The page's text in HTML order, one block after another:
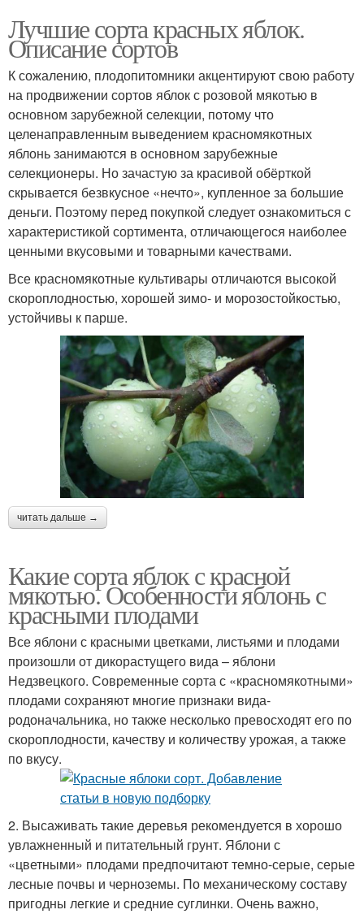
Лучшие сорта красных яблок.
Описание сортов
К сожалению, плодопитомники акцентируют свою работу
на продвижении сортов яблок с розовой мякотью в
основном зарубежной селекции, потому что
целенаправленным выведением красномякотных
яблонь занимаются в основном зарубежные
селекционеры. Но зачастую за красивой обёрткой
скрывается безвкусное «нечто», купленное за большие
деньги. Поэтому перед покупкой следует ознакомиться с
характеристикой сортимента, отличающегося наиболее
ценными вкусовыми и товарными качествами.
Все красномякотные культивары отличаются высокой
скороплодностью, хорошей зимо- и морозостойкостью,
устойчивы к парше.
читать дальше →
Какие сорта яблок с красной
мякотью. Особенности яблонь с
красными плодами
Все яблони с красными цветками, листьями и плодами
произошли от дикорастущего вида – яблони
Недзвецкого. Современные сорта с «красномякотными»
плодами сохраняют многие признаки вида-
родоначальника, но также несколько превосходят его по
скороплодности, качеству и количеству урожая, а также
по вкусу.
2. Высаживать такие деревья рекомендуется в хорошо
увлажненный и питательный грунт. Яблони с
«цветными» плодами предпочитают темно-серые, серые
лесные почвы и черноземы. По механическому составу
пригодны легкие и средние суглинки. Очень важно,